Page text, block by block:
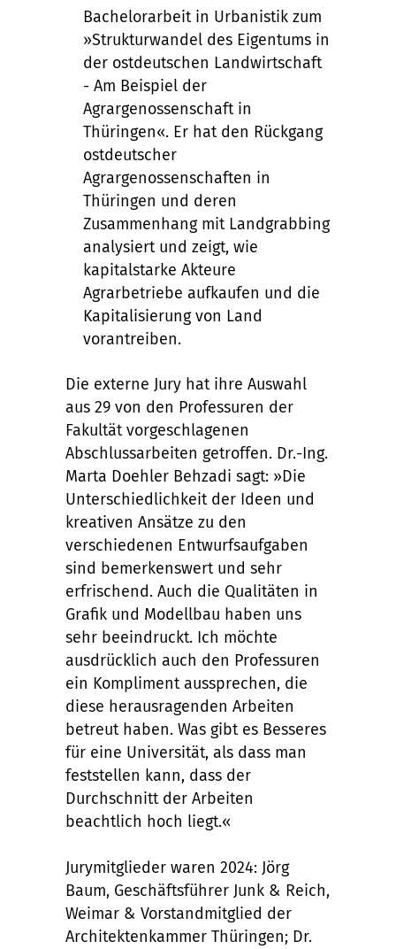
Bachelorarbeit in Urbanistik zum
»Strukturwandel des Eigentums in
der ostdeutschen Landwirtschaft
- Am Beispiel der
Agrargenossenschaft in
Thüringen«. Er hat den Rückgang
ostdeutscher
Agrargenossenschaften in
Thüringen und deren
Zusammenhang mit Landgrabbing
analysiert und zeigt, wie
kapitalstarke Akteure
Agrarbetriebe aufkaufen und die
Kapitalisierung von Land
vorantreiben.
Die externe Jury hat ihre Auswahl
aus 29 von den Professuren der
Fakultät vorgeschlagenen
Abschlussarbeiten getroffen. Dr.-Ing.
Marta Doehler Behzadi sagt: »Die
Unterschiedlichkeit der Ideen und
kreativen Ansätze zu den
verschiedenen Entwurfsaufgaben
sind bemerkenswert und sehr
erfrischend. Auch die Qualitäten in
Grafik und Modellbau haben uns
sehr beeindruckt. Ich möchte
ausdrücklich auch den Professuren
ein Kompliment aussprechen, die
diese herausragenden Arbeiten
betreut haben. Was gibt es Besseres
für eine Universität, als dass man
feststellen kann, dass der
Durchschnitt der Arbeiten
beachtlich hoch liegt.«
Jurymitglieder waren 2024: Jörg
Baum, Geschäftsführer Junk & Reich,
Weimar & Vorstandmitglied der
Architektenkammer Thüringen; Dr.